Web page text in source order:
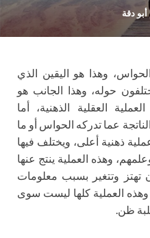
أبو دقة
وهذا هو اليقين الذي
حوله، وهذا الجانب هو
العقلية الذهنية، أما
عما تدركه الحواس أو ما
ذهنية أعلى، ويختلف فيها
وهذه العملية ينتج عنها
تهتز وتتغير بسبب معلومات
العملية كلها ليست سوى
ظن.